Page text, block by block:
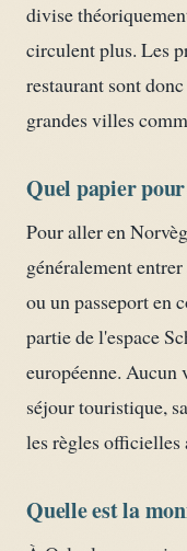
divise
circulent plus. Les
restaurant sont
grandes villes
Quel papier
Pour aller en
généralement
ou un passeport en
partie de l'espace
européenne. Aucun
séjour touristique,
les règles officielles
Quelle est la